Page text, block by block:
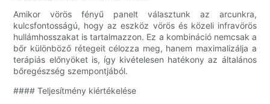
Amikor vörös fényű panelt választunk az arcunkra,
kulcsfontosságú, hogy az eszköz vörös és közeli infravörös
hullámhosszakat is tartalmazzon. Ez a kombináció nemcsak a
bőr különböző rétegeit célozza meg, hanem maximalizálja a
terápiás előnyöket is, így kivételesen hatékony az általános
bőregészség szempontjából.
#### Teljesítmény kiértékelése